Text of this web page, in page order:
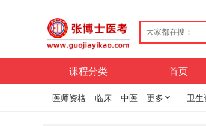
课程分类 首页
医师资格 临床 中医 更多 卫生